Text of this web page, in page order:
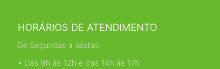
HORÁRIOS DE ATENDIMENTO
De Segundas a sextas:
• Das 9h às 12h e das 14h às 17h